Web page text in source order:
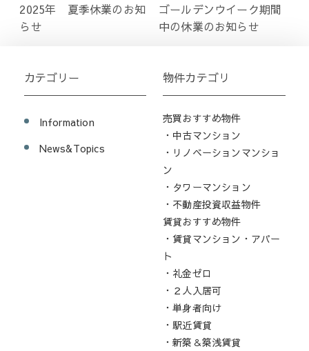
2025年 夏季休業のお知
らせ
ゴールデンウイーク期間
中の休業のお知らせ
カテゴリー
Information
News&Topics
物件カテゴリ
売買おすすめ物件
・中古マンション
・リノベーションマンショ
ン
・タワーマンション
・不動産投資収益物件
賃貸おすすめ物件
・賃貸マンション・アパー
ト
・礼金ゼロ
・２人入居可
・単身者向け
・駅近賃貸
・新築＆築浅賃貸